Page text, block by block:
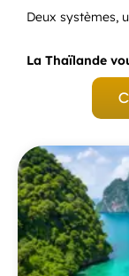
Deux systèmes,
La Thaïlande